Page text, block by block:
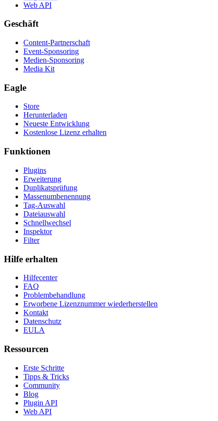
Web API
Geschäft
Content-Partnerschaft
Event-Sponsoring
Medien-Sponsoring
Media Kit
Eagle
Store
Herunterladen
Neueste Entwicklung
Kostenlose Lizenz erhalten
Funktionen
Plugins
Erweiterung
Duplikatsprüfung
Massenumbenennung
Tag-Auswahl
Dateiauswahl
Schnellwechsel
Inspektor
Filter
Hilfe erhalten
Hilfecenter
FAQ
Problembehandlung
Erworbene Lizenznummer wiederherstellen
Kontakt
Datenschutz
EULA
Ressourcen
Erste Schritte
Tipps & Tricks
Community
Blog
Plugin API
Web API